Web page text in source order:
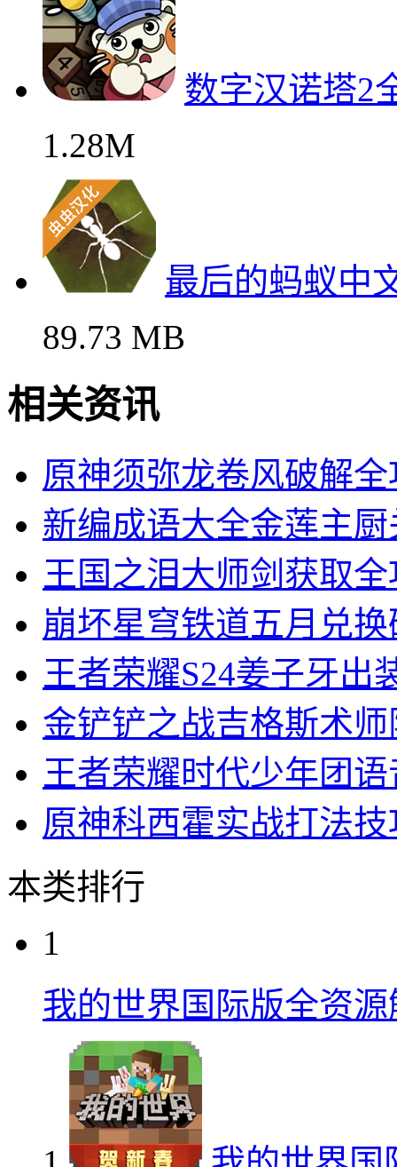
数字汉诺塔2
1.28M
最后的蚂蚁中
89.73 MB
相关资讯
原神须弥龙卷风破解全
新编成语大全金莲主
王国之泪大师剑获取
崩坏星穹铁道五月兑
王者荣耀S24姜子牙出
金铲铲之战吉格斯术
王者荣耀时代少年团
原神科西霍实战打法
本类排行
1
我的世界国际版全资